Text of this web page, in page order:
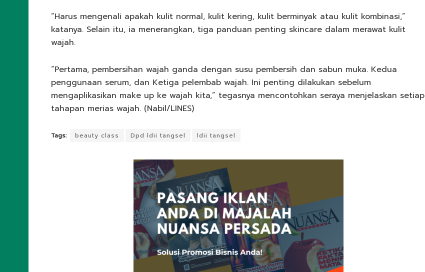
“Harus mengenali apakah kulit normal, kulit kering, kulit berminyak atau kulit kombinasi,”
katanya. Selain itu, ia menerangkan, tiga panduan penting skincare dalam merawat kulit
wajah.
“Pertama, pembersihan wajah ganda dengan susu pembersih dan sabun muka. Kedua
penggunaan serum, dan Ketiga pelembab wajah. Ini penting dilakukan sebelum
mengaplikasikan make up ke wajah kita,” tegasnya mencontohkan seraya menjelaskan setiap
tahapan merias wajah. (Nabil/LINES)
Tags: beauty class Dpd ldii tangsel ldii tangsel